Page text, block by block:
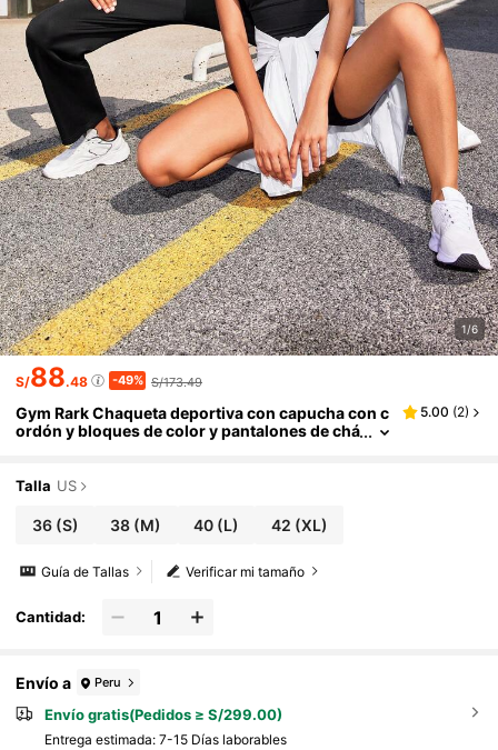
1/6
S/88.48 -49% S/173.49
Gym Rark Chaqueta deportiva con capucha con c
ordón y bloques de color y pantalones de chá
5.00 (2)
Talla US
36(S) 38 (M) 40(L) 42 (XL)
Verificar mi tamaño
Guía de Tallas
Cantidad:
Envío a Peru
Envío gratis(Pedidos ≥ S/299.00)
Entrega estimada: 7-15 Días laborables